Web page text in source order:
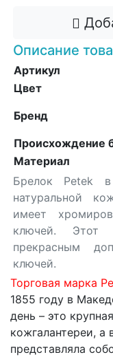
Описание
Артикул
Цвет
Бренд
Происхождение
Материал
Брелок Petek
натуральной
имеет
ключей. Этот
прекрасным
ключей.
Торговая марка
1855 году в
день – это
кожгалантереи, а
представляла